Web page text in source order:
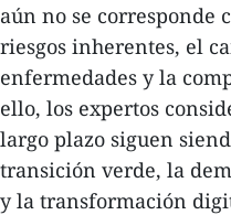
aún no se corresponde
riesgos inherentes, el
enfermedades y la
ello, los expertos
largo plazo siguen
transición verde, la
y la transformación